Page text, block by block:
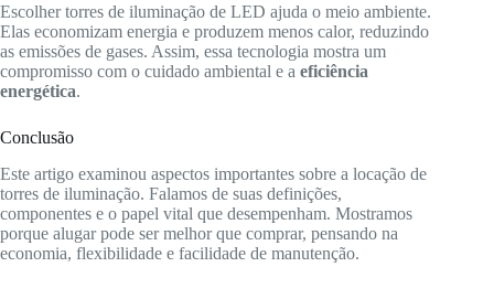
Escolher torres de iluminação de LED ajuda o meio ambiente.
Elas economizam energia e produzem menos calor, reduzindo
as emissões de gases. Assim, essa tecnologia mostra um
compromisso com o cuidado ambiental e a eficiência
energética.
Conclusão
Este artigo examinou aspectos importantes sobre a locação de
torres de iluminação. Falamos de suas definições,
componentes e o papel vital que desempenham. Mostramos
porque alugar pode ser melhor que comprar, pensando na
economia, flexibilidade e facilidade de manutenção.